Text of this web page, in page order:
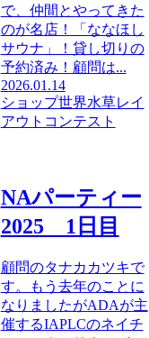
で、仲間とやってきた
のが名店！「ななほし
サウナ」！貸し切りの
予約済み！顧問は...
2026.01.14
ショップ世界水草レイ
アウトコンテスト
NAパーティー
2025 1日目
顧問のタナカカツキで
す。もう去年のことに
なりましたがADAが主
催するIAPLCのネイチ